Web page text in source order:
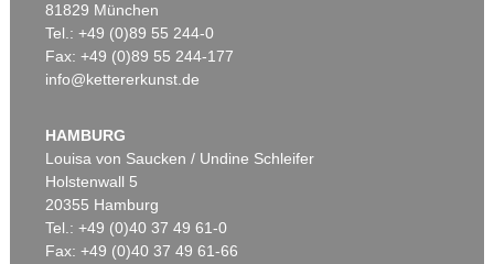
81829 München
Tel.: +49 (0)89 55 244-0
Fax: +49 (0)89 55 244-177
info@kettererkunst.de
HAMBURG
Louisa von Saucken / Undine Schleifer
Holstenwall 5
20355 Hamburg
Tel.: +49 (0)40 37 49 61-0
Fax: +49 (0)40 37 49 61-66